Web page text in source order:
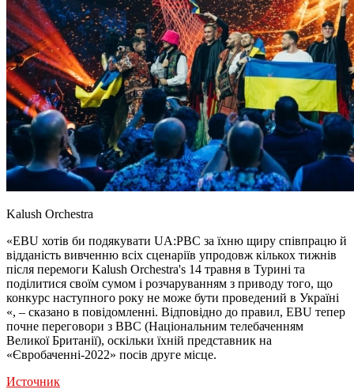
Kalush Orchestra
«EBU хотів би подякувати UA:PBC за їхню щиру співпрацю й
відданість вивченню всіх сценаріїв упродовж кількох тижнів
після перемоги Kalush Orchestra's 14 травня в Турині та
поділитися своїм сумом і розчаруванням з приводу того, що
конкурс наступного року не може бути проведений в Україні
«, – сказано в повідомленні. Відповідно до правил, EBU тепер
почне переговори з BBC (Національним телебаченням
Великої Британії), оскільки їхній представник на
«Євробаченні-2022» посів друге місце.
Источник